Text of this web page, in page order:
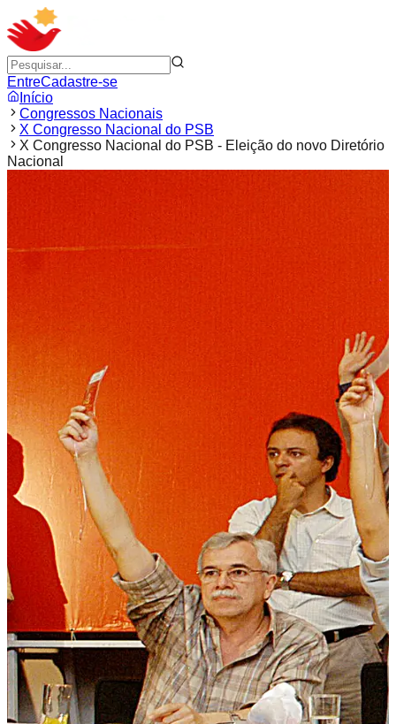
EntreCadastre-se
Início
Congressos Nacionais
X Congresso Nacional do PSB
X Congresso Nacional do PSB - Eleição do novo Diretório
Nacional